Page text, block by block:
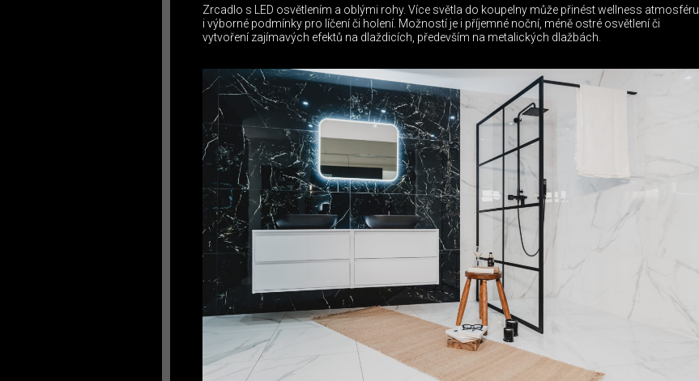
Zrcadlo s LED osvětlením a oblými rohy. Více světla do koupelny může přinést wellness atmosféru
i výborné podmínky pro líčení či holení. Možností je i příjemné noční, méně ostré osvětlení či
vytvoření zajímavých efektů na dlaždicích, především na metalických dlažbách.